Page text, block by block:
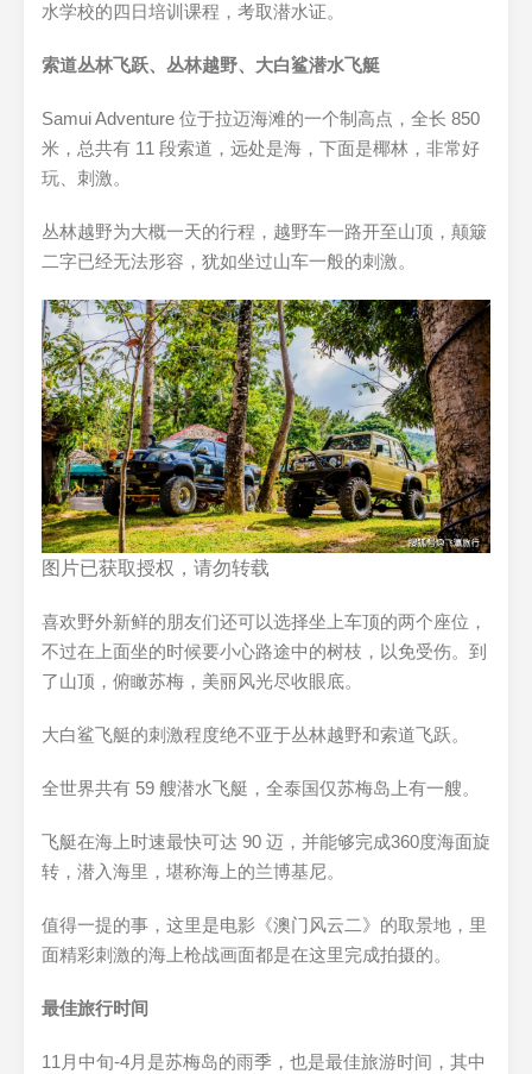
水学校的四日培训课程，考取潜水证。
索道丛林飞跃、丛林越野、大白鲨潜水飞艇
Samui Adventure 位于拉迈海滩的一个制高点，全长 850
米，总共有 11 段索道，远处是海，下面是椰林，非常好
玩、刺激。
丛林越野为大概一天的行程，越野车一路开至山顶，颠簸
二字已经无法形容，犹如坐过山车一般的刺激。
图片已获取授权，请勿转载
喜欢野外新鲜的朋友们还可以选择坐上车顶的两个座位，
不过在上面坐的时候要小心路途中的树枝，以免受伤。到
了山顶，俯瞰苏梅，美丽风光尽收眼底。
大白鲨飞艇的刺激程度绝不亚于丛林越野和索道飞跃。
全世界共有 59 艘潜水飞艇，全泰国仅苏梅岛上有一艘。
飞艇在海上时速最快可达 90 迈，并能够完成360度海面旋
转，潜入海里，堪称海上的兰博基尼。
值得一提的事，这里是电影《澳门风云二》的取景地，里
面精彩刺激的海上枪战画面都是在这里完成拍摄的。
最佳旅行时间
11月中旬-4月是苏梅岛的雨季，也是最佳旅游时间，其中